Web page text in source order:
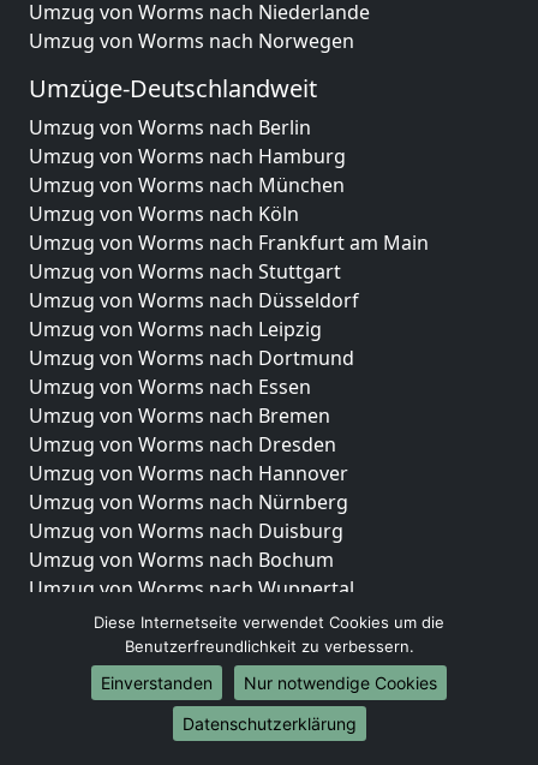
Umzug von Worms nach Niederlande
Umzug von Worms nach Norwegen
Umzüge-Deutschlandweit
Umzug von Worms nach Berlin
Umzug von Worms nach Hamburg
Umzug von Worms nach München
Umzug von Worms nach Köln
Umzug von Worms nach Frankfurt am Main
Umzug von Worms nach Stuttgart
Umzug von Worms nach Düsseldorf
Umzug von Worms nach Leipzig
Umzug von Worms nach Dortmund
Umzug von Worms nach Essen
Umzug von Worms nach Bremen
Umzug von Worms nach Dresden
Umzug von Worms nach Hannover
Umzug von Worms nach Nürnberg
Umzug von Worms nach Duisburg
Umzug von Worms nach Bochum
Umzug von Worms nach Wuppertal
Umzug von Worms nach Bielefeld
Umzug von Worms nach Bonn
Umzug von Worms nach Münster
Internationale-Umzüge
Diese Internetseite verwendet Cookies um die
Benutzerfreundlichkeit zu verbessern.
Einverstanden
Nur notwendige Cookies
Datenschutzerklärung